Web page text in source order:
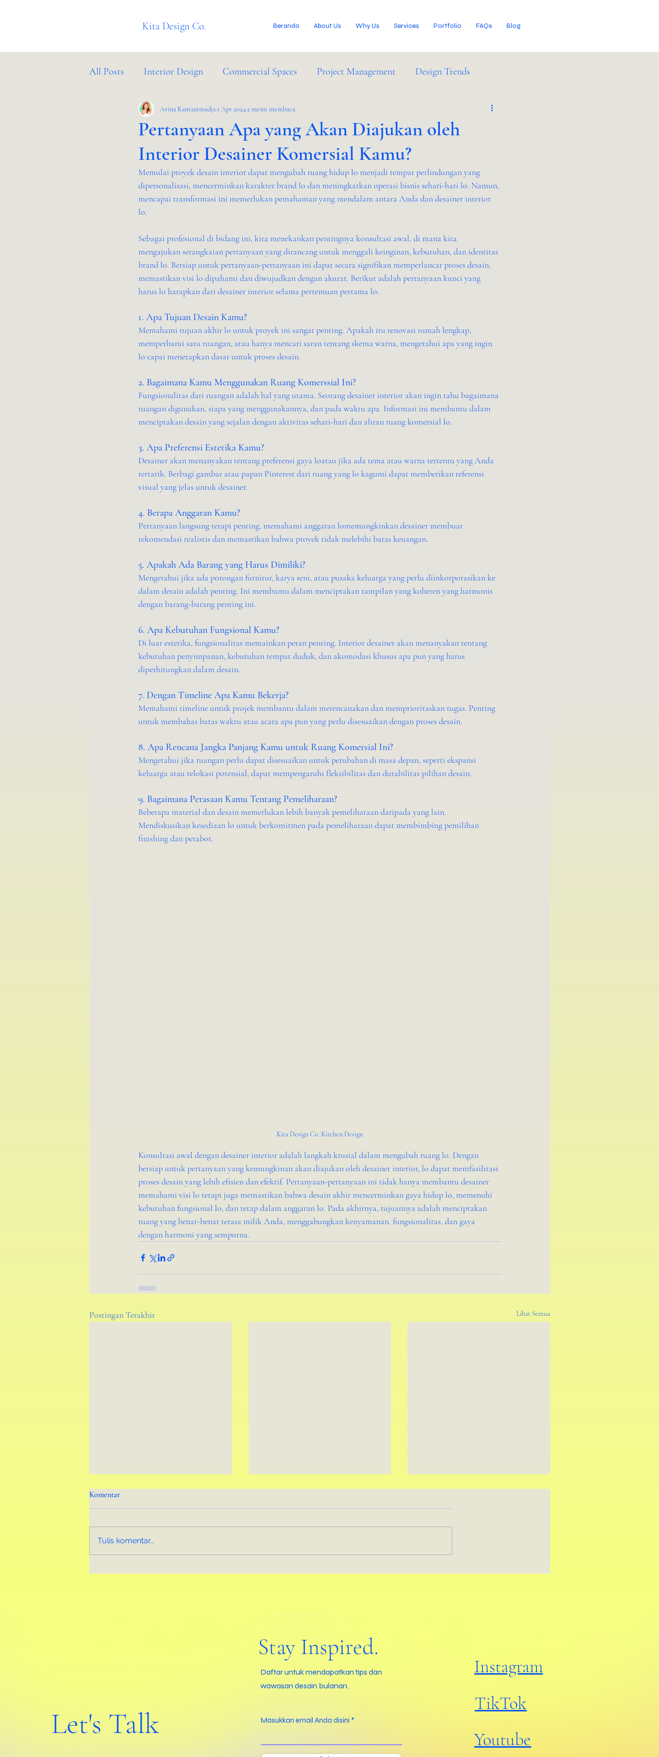
Kita Design Co. Beranda About Us Why Us Services Portfolio FAQs Blog
All Posts Interior Design Commercial Spaces Project Management Design Trends
Client Success Stories BIM Services Industry News
Pertanyaan Apa yang Akan Diajukan oleh
Interior Desainer Komersial Kamu?
Avina Kantaatmadja 1 Apr 20242 menit membaca
Memulai proyek desain interior dapat mengubah ruang hidup lo menjadi tempat perlindungan yang
dipersonalisasi, mencerminkan karakter brand lo dan meningkatkan operasi bisnis sehari-hari lo. Namun,
mencapai transformasi ini memerlukan pemahaman yang mendalam antara Anda dan desainer interior
lo.
Sebagai profesional di bidang ini, kita menekankan pentingnya konsultasi awal, di mana kita
mengajukan serangkaian pertanyaan yang dirancang untuk menggali keinginan, kebutuhan, dan identitas
brand lo. Bersiap untuk pertanyaan-pertanyaan ini dapat secara signifikan memperlancar proses desain,
memastikan visi lo dipahami dan diwujudkan dengan akurat. Berikut adalah pertanyaan kunci yang
harus lo harapkan dari desainer interior selama pertemuan pertama lo:
1. Apa Tujuan Desain Kamu?
Memahami tujuan akhir lo untuk proyek ini sangat penting. Apakah itu renovasi rumah lengkap,
memperbarui satu ruangan, atau hanya mencari saran tentang skema warna, mengetahui apa yang ingin
lo capai menetapkan dasar untuk proses desain.
2. Bagaimana Kamu Menggunakan Ruang Komerssial Ini?
Fungsionalitas dari ruangan adalah hal yang utama. Seorang desainer interior akan ingin tahu bagaimana
ruangan digunakan, siapa yang menggunakannya, dan pada waktu apa. Informasi ini membantu dalam
menciptakan desain yang sejalan dengan aktivitas sehari-hari dan aliran ruang komersial lo.
3. Apa Preferensi Estetika Kamu?
Desainer akan menanyakan tentang preferensi gaya loatau jika ada tema atau warna tertentu yang Anda
tertarik. Berbagi gambar atau papan Pinterest dari ruang yang lo kagumi dapat memberikan referensi
visual yang jelas untuk desainer.
4. Berapa Anggaran Kamu?
Pertanyaan langsung tetapi penting, memahami anggaran lomemungkinkan desainer membuat
rekomendasi realistis dan memastikan bahwa proyek tidak melebihi batas keuangan.
5. Apakah Ada Barang yang Harus Dimiliki?
Mengetahui jika ada potongan furnitur, karya seni, atau pusaka keluarga yang perlu diinkorporasikan ke
dalam desain adalah penting. Ini membantu dalam menciptakan tampilan yang koheren yang harmonis
dengan barang-barang penting ini.
6. Apa Kebutuhan Fungsional Kamu?
Di luar estetika, fungsionalitas memainkan peran penting. Interior desainer akan menanyakan tentang
kebutuhan penyimpanan, kebutuhan tempat duduk, dan akomodasi khusus apa pun yang harus
diperhitungkan dalam desain.
7. Dengan Timeline Apa Kamu Bekerja?
Memahami timeline untuk projek membantu dalam merencanakan dan memprioritaskan tugas. Penting
untuk membahas batas waktu atau acara apa pun yang perlu disesuaikan dengan proses desain.
8. Apa Rencana Jangka Panjang Kamu untuk Ruang Komersial Ini?
Mengetahui jika ruangan perlu dapat disesuaikan untuk perubahan di masa depan, seperti ekspansi
keluarga atau relokasi potensial, dapat mempengaruhi fleksibilitas dan durabilitas pilihan desain.
9. Bagaimana Perasaan Kamu Tentang Pemeliharaan?
Beberapa material dan desain memerlukan lebih banyak pemeliharaan daripada yang lain.
Mendiskusikan kesediaan lo untuk berkomitmen pada pemeliharaan dapat membimbing pemilihan
finishing dan perabot.
Kita Design Co. Kitchen Design
Konsultasi awal dengan desainer interior adalah langkah krusial dalam mengubah ruang lo. Dengan
bersiap untuk pertanyaan yang kemungkinan akan diajukan oleh desainer interior, lo dapat memfasilitasi
proses desain yang lebih efisien dan efektif. Pertanyaan-pertanyaan ini tidak hanya membantu desainer
memahami visi lo tetapi juga memastikan bahwa desain akhir mencerminkan gaya hidup lo, memenuhi
kebutuhan fungsional lo, dan tetap dalam anggaran lo. Pada akhirnya, tujuannya adalah menciptakan
ruang yang benar-benar terasa milik Anda, menggabungkan kenyamanan, fungsionalitas, dan gaya
dengan harmoni yang sempurna.
Postingan Terakhir Lihat Semua
Worth Gak Sih Pake Jasa Interior
Bisa Gak Sih Gue Afford Bantuan
Interior Design Services Apa Aja
Komentar
Tulis komentar...
© 2023 by PT Kita Desain Bersama.
Let's Talk
Stay Inspired.
Daftar untuk mendapatkan tips dan
wawasan desain bulanan.
Masukkan email Anda disini
Instagram
TikTok
Youtube